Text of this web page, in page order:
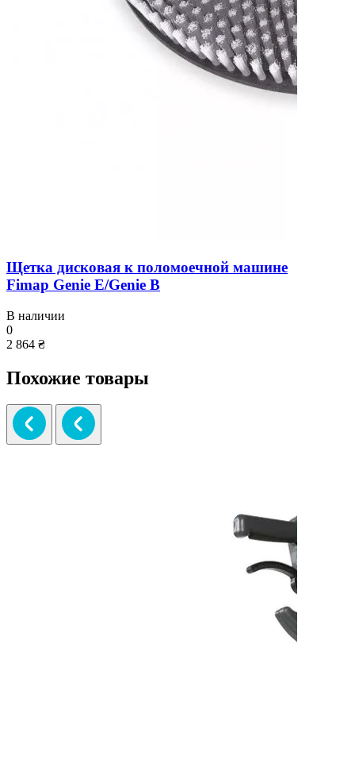
Щетка дисковая к поломоечной машине
Fimap Genie E/Genie B
В наличии
0
2 864 ₴
Похожие товары